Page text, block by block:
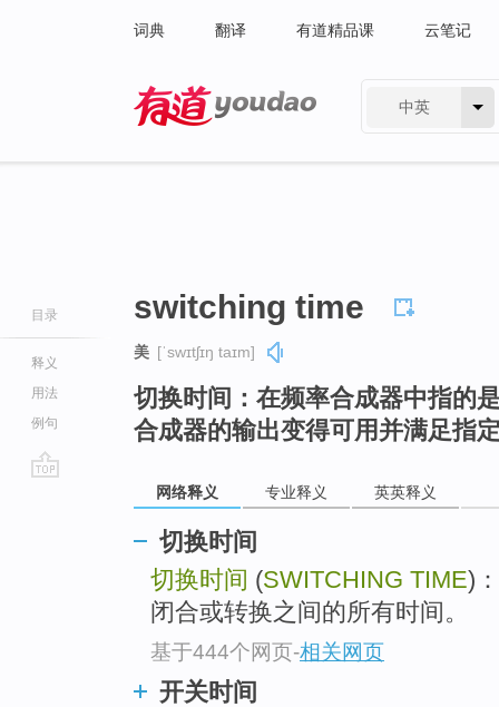
词典 翻译 有道精品课 云笔记
中英
目录
释义
用法
例句
switching time
美 [ˈswɪtʃɪŋ taɪm]
切换时间：在频率合成器中指的
合成器的输出变得可用并满足指
网络释义 专业释义 英英释义
切换时间
切换时间 (SWITCHING TIME)
闭合或转换之间的所有时间。
基于444个网页-相关网页
开关时间